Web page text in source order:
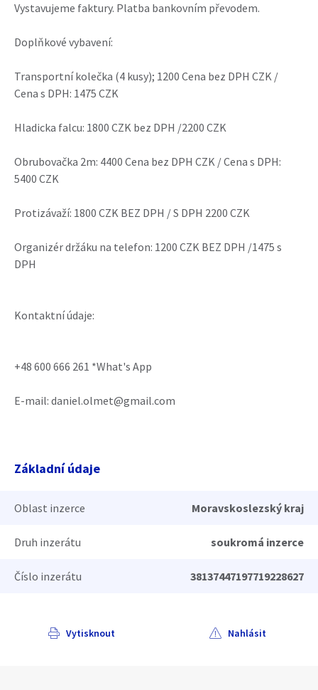
Vystavujeme faktury. Platba bankovním převodem.
Doplňkové vybavení:
Transportní kolečka (4 kusy); 1200 Cena bez DPH CZK /
Cena s DPH: 1475 CZK
Hladicka falcu: 1800 CZK bez DPH /2200 CZK
Obrubovačka 2m: 4400 Cena bez DPH CZK / Cena s DPH:
5400 CZK
Protizávaží: 1800 CZK BEZ DPH / S DPH 2200 CZK
Organizér držáku na telefon: 1200 CZK BEZ DPH /1475 s
DPH
Kontaktní údaje:
+48 600 666 261 *What's App
E-mail: daniel.olmet@gmail.com
Základní údaje
Oblast inzerce Moravskoslezský kraj
Druh inzerátu soukromá inzerce
Číslo inzerátu 38137447197719228627
Vytisknout Nahlásit